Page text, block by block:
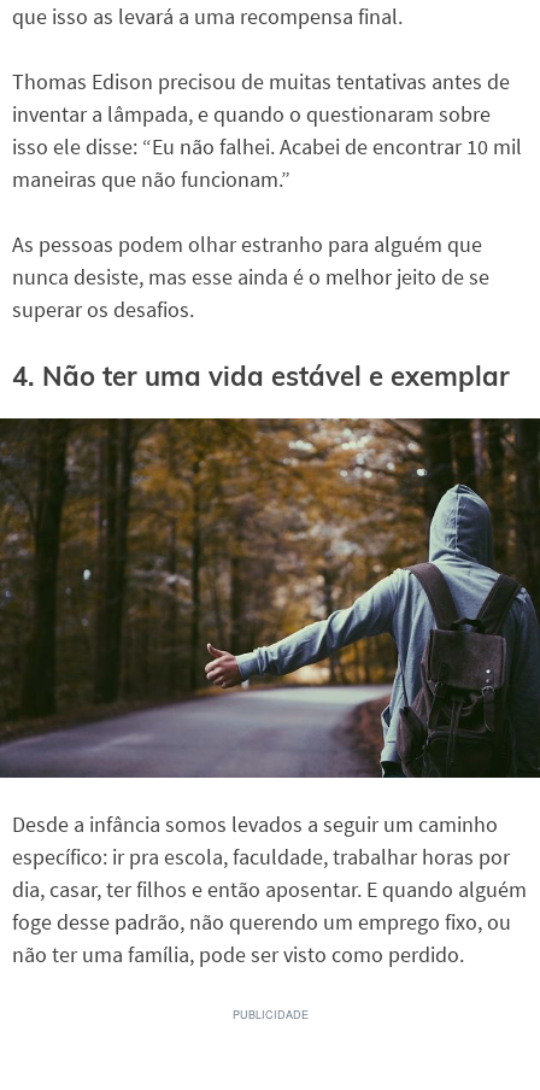
que isso as levará a uma recompensa final.
Thomas Edison precisou de muitas tentativas antes de
inventar a lâmpada, e quando o questionaram sobre
isso ele disse: “Eu não falhei. Acabei de encontrar 10 mil
maneiras que não funcionam.”
As pessoas podem olhar estranho para alguém que
nunca desiste, mas esse ainda é o melhor jeito de se
superar os desafios.
4. Não ter uma vida estável e exemplar
Desde a infância somos levados a seguir um caminho
específico: ir pra escola, faculdade, trabalhar horas por
dia, casar, ter filhos e então aposentar. E quando alguém
foge desse padrão, não querendo um emprego fixo, ou
não ter uma família, pode ser visto como perdido.